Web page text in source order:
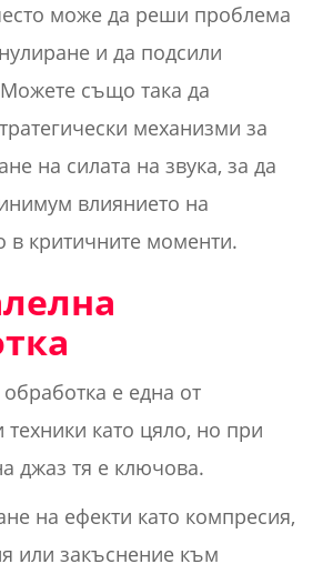
може да реши проблема
и да подсили
също така да
механизми за
на силата на звука, за да
влиянието на
в критичните моменти.
е една от
като цяло, но при
джаз тя е ключова.
на ефекти като компресия,
или закъснение към